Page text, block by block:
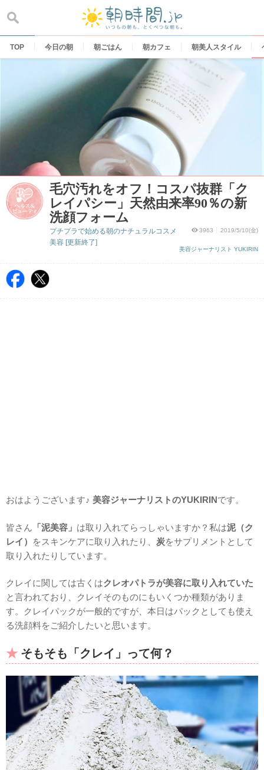
content
TOP 今日の朝 朝ごはん 朝カフェ 朝美人スタイル
毛穴汚れをオフ！コスパ抜群「ク
レイパシー」天然由来率90％の新
洗顔フォーム
3963 2019/5/10(金)
美容ジャーナリスト YUKIRIN
プチプラで始める朝のナチュラルコスメ
美容 [更新終了]
おはようございます♪ 美容ジャーナリストのYUKIRINです。
皆さん 「泥美容」 は取り入れてらっしゃいますか？私は泥（ク
レイ）
をスキンケアに取り入れたり、 炭をサプリメントとして
取り入れたりしています。
クレイに関しては古くはクレオパトラが美容に取り入れていた
と言われており、クレイそのものにもいくつか種類がありま
す。クレイパックが一般的ですが、本日はパックとしても使え
る洗顔料をご紹介したいと思います。
そもそも「クレイ」って何？